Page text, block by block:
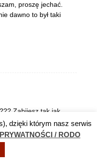
proszę jechać.
dawno to był taki
Zabijesz tak jak
tak umiecie swoje
dało pieniądze ?
niby ma te pieniądze
które płacimy w
dzięki którym nasz serwis
/ RODO